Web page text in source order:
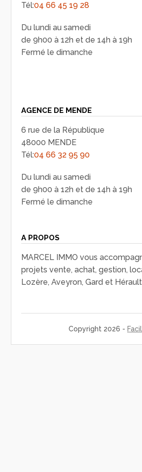
Tél:04 66 45 19 28
Du lundi au samedi
de 9h00 à 12h et de 14h à 19h
Fermé le dimanche
AGENCE DE MENDE
6 rue de la République
48000 MENDE
Tél:04 66 32 95 90
Du lundi au samedi
de 9h00 à 12h et de 14h à 19h
Fermé le dimanche
A PROPOS
MARCEL IMMO vous
projets vente, achat, gestion,
Lozère, Aveyron, Gard et
Copyright 2026 -